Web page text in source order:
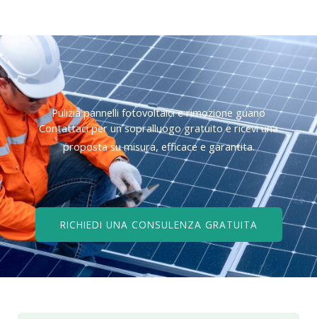
Pulizia pannelli fotovoltaici e rimozione guano
Contattaci per un sopralluogo gratuito e ricevi una
proposta su misura, efficace e garantita.
RICHIEDI UNA CONSULENZA GRATUITA